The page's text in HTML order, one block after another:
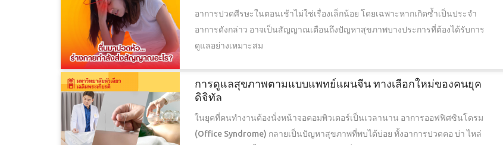
อาการปวดศีรษะในตอนเช้าไม่ใช่เรื่องเล็กน้อย โดยเฉพาะหากเกิดซ้ำเป็นประจำ
อาการดังกล่าว อาจเป็นสัญญาณเตือนถึงปัญหาสุขภาพบางประการที่ต้องได้รับการ
ดูแลอย่างเหมาะสม
การดูแลสุขภาพตามแบบแพทย์แผนจีน ทางเลือกใหม่ของคนยุค
ดิจิทัล
ในยุคที่คนทำงานต้องนั่งหน้าจอคอมพิวเตอร์เป็นเวลานาน อาการออฟฟิศซินโดรม
(Office Syndrome) กลายเป็นปัญหาสุขภาพที่พบได้บ่อย ทั้งอาการปวดคอ บ่า ไหล่
เฉลิมพระเกียรติ (มฉก.) จำนวน 1,000 คน เนื่องใน
โอกาสครบรอบ 25 ปี มหาวิทยาลัยหัวเฉียว
เฉลิมพระเกียรติ ณ สนามกีฬากลาง มฉก. เมื่อวันที่
26 พฤศจิกายน 2560
เฉลิมพระเกียรติ เป็นหน่วยงานสนับสนุนของ
มหาวิทยาลัยในด้านการเรียน การสอน การค้นคว้า